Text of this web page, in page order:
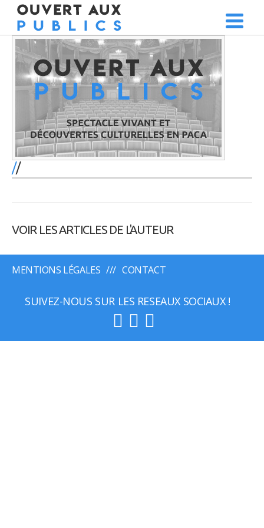
/
VOIR LES ARTICLES DE L'AUTEUR
MENTIONS LÉGALES CONTACT
SUIVEZ-NOUS SUR LES RESEAUX SOCIAUX !